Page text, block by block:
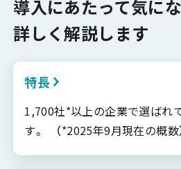
導入にあたって気に
詳しく解説します
特長
1,700社*以上の企業で選ばれ
す。 （*2025年9月現在の概数